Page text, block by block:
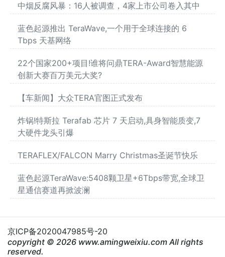
中烟反腐风暴：16人被调查，4家上市公司卷入其中
蓝色起源推出 TeraWave,一个用于全球连接的 6
Tbps 天基网络
22个国家200+项目!谁将问鼎TERA-Award智慧能源
创新大赛百万美元大奖?
【车新闻】大众TERA官图正式发布
炸锅!特斯拉 Terafab 芯片 7 天启动,具身智能质变,7
大硬件龙头引爆
TERAFLEX/FALCON Marry Christmas圣诞节快乐
蓝色起源TeraWave:5408颗卫星+6Tbps带宽,全球卫
星通信赛道再掀波澜
京ICP备2020047985号-20
copyright © 2026 www.amingweixiu.com All rights
reserved.